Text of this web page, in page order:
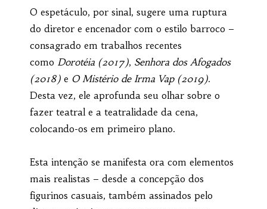
O espetáculo, por sinal, sugere uma ruptura
do diretor e encenador com o estilo barroco –
consagrado em trabalhos recentes
como Dorotéia (2017), Senhora dos Afogados
(2018) e O Mistério de Irma Vap (2019).
Desta vez, ele aprofunda seu olhar sobre o
fazer teatral e a teatralidade da cena,
colocando-os em primeiro plano.
Esta intenção se manifesta ora com elementos
mais realistas – desde a concepção dos
figurinos casuais, também assinados pelo